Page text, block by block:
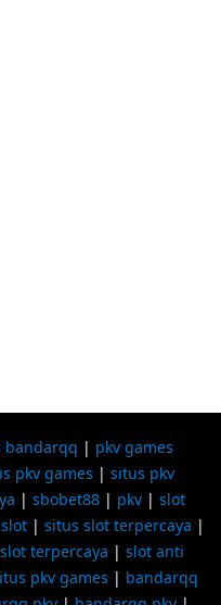
bandarqq | pkv games
pkv games | situs pkv
| sbobet88 | pkv | slot
| situs slot terpercaya |
terpercaya | slot anti
pkv games | bandarqq